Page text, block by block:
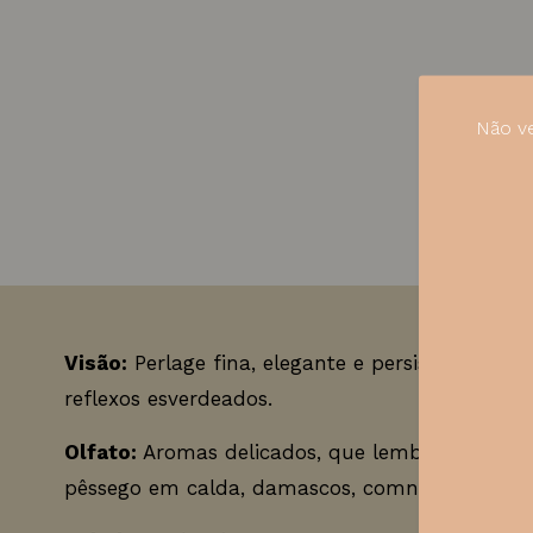
Visão: Perlage fina, elegante e persistente, de
reflexos esverdeados.
Olfato: Aromas delicados, que lembram
pêssego em calda, damascos, comnotas de
Não